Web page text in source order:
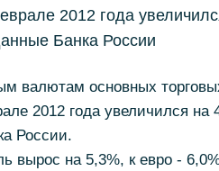
2012 года
Банка России
валютам основных
2012 года увеличился на
России.
вырос на 5,3%, к евро -